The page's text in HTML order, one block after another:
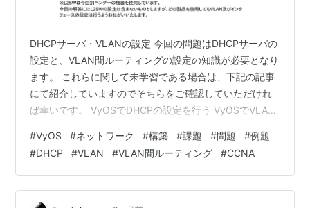
DHCPサーバ・VLANの設定 今回の問題はDHCPサーバの
設定と、VLAN間ルーティングの設定の知識が必要となり
ます。 これらに関して未学習である場合は、下記の記事
にて紹介していますのでそちらをご確認していただけれ
ば幸いです。 VyOSでDHCPの設定を行う VyOSでVLAN
interfaces ethernet eth1 vif 10 address
192.168.10.254/24 set interfaces ethernet eth1 vif 20
address 192.168.20.254/24 set interf…
#VyOS #ネットワーク #構築 #課題 #問題 #例題
#DHCP #VLAN #VLAN間ルーティング #CCNA